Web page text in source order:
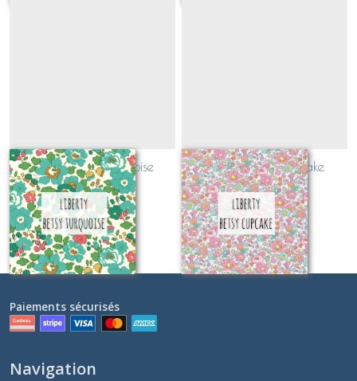
Liberty Betsy turquoise
(CLASSIQUE)
Sur demande
Liberty Betsy cupcake
(CLASSIQUE)
Sur demande
Paiements sécurisés
Navigation